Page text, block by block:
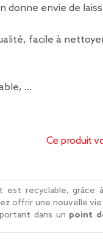
donne envie de
facile à
…
Ce produit
est recyclable, grâce à
offrir une nouvelle vie
dans un point